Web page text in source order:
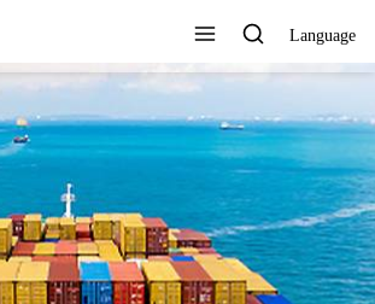
Language
ÚNICA,
CALIDAD,